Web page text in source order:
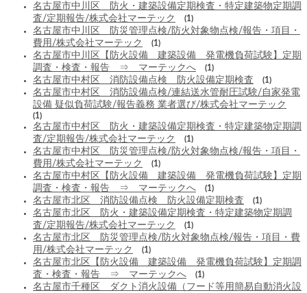
名古屋市中川区 防火・建築設備定期検査・特定建築物定期調
査/定期報告/株式会社マーテック
(1)
名古屋市中川区 防災管理点検/防火対象物点検/報告・項目・
費用/株式会社マーテック
(1)
名古屋市中川区【防火設備 建築設備 発電機負荷試験】定期
調査・検査・報告 ⇒ マーテックへ
(1)
名古屋市中村区 消防設備点検 防火設備定期検査 (1)
名古屋市中村区 消防設備点検/連結送水管耐圧試験/自家発電
設備 疑似負荷試験/報告義務 業者選び/株式会社マーテック
(1)
名古屋市中村区 防火・建築設備定期検査・特定建築物定期調
査/定期報告/株式会社マーテック
(1)
名古屋市中村区 防災管理点検/防火対象物点検/報告・項目・
費用/株式会社マーテック
(1)
名古屋市中村区【防火設備 建築設備 発電機負荷試験】定期
調査・検査・報告 ⇒ マーテックへ
(1)
名古屋市北区 消防設備点検 防火設備定期検査 (1)
名古屋市北区 防火・建築設備定期検査・特定建築物定期調
査/定期報告/株式会社マーテック
(1)
名古屋市北区 防災管理点検/防火対象物点検/報告・項目・費
用/株式会社マーテック
(1)
名古屋市北区【防火設備 建築設備 発電機負荷試験】定期調
査・検査・報告 ⇒ マーテックへ
(1)
名古屋市千種区 ダクト消火設備（フード等用簡易自動消火設